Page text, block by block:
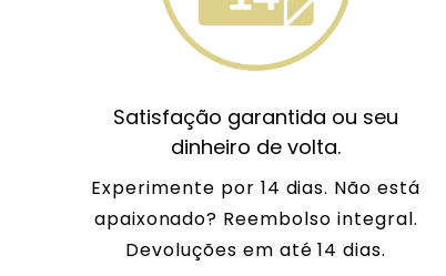
Satisfação garantida ou seu
dinheiro de volta.
Experimente por 14 dias. Não está
apaixonado? Reembolso integral.
Devoluções em até 14 dias.